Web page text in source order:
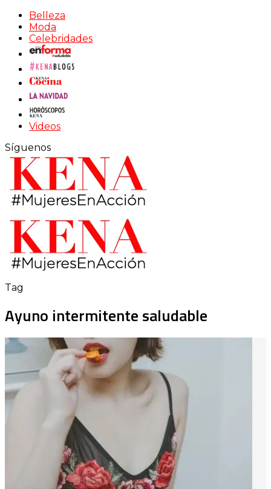
Belleza
Moda
Celebridades
Videos
Síguenos
Tag
Ayuno intermitente saludable